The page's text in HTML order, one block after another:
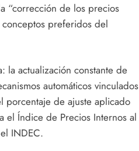
“corrección de los precios
preferidos del
la actualización constante de
automáticos vinculados
porcentaje de ajuste aplicado
Índice de Precios Internos al
INDEC.